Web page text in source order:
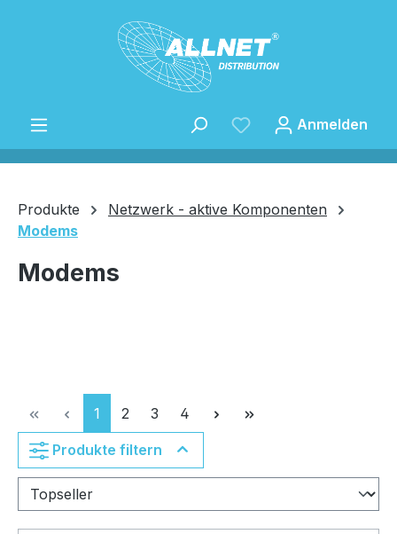
Zum Hauptinhalt springen
Anmelden
Produkte
Netzwerk - aktive Komponenten
Modems
Modems
Seite
1 Seite
2 Seite
3 Seite
4
Produkte filtern